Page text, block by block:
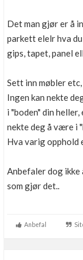
Det man gjør er å
parkett elelr hva du
gips, tapet, panel
Sett inn møbler
Ingen kan nekte
i "boden" din
nekte deg å være i
Hva varig opphold
Anbefaler dog ikke
som gjør det..
Anbefal